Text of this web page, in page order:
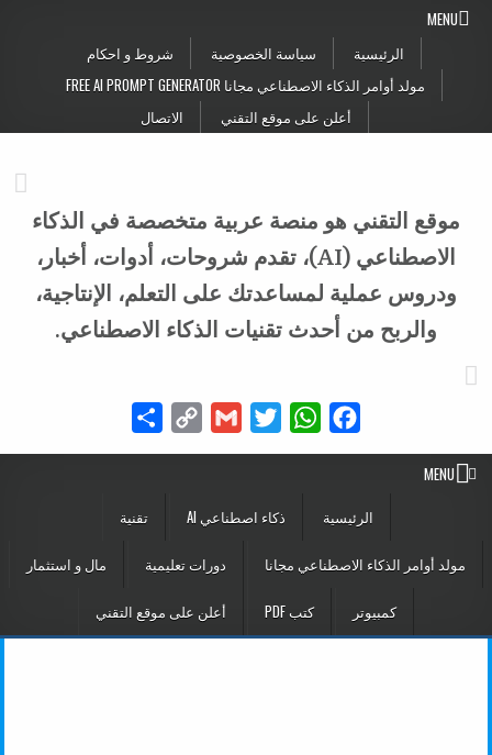
Skip to content
MENU
الرئيسية
سياسة الخصوصية
شروط و احكام
مولد أوامر الذكاء الاصطناعي مجانا FREE AI PROMPT GENERATOR
أعلن على موقع التقني
الاتصال
موقع التقني هو منصة عربية متخصصة في الذكاء
الاصطناعي (AI)، تقدم شروحات، أدوات، أخبار،
ودروس عملية لمساعدتك على التعلم، الإنتاجية،
والربح من أحدث تقنيات الذكاء الاصطناعي.
Facebook
WhatsApp
Twitter
Gmail
Copy
MENU
الرئيسية
ذكاء اصطناعي AI تقنية
مولد أوامر الذكاء الاصطناعي مجانا دورات تعليمية مال و استثمار
كمبيوتر كتب PDF أعلن على موقع التقني